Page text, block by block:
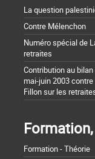
La question
Contre Mélenchon
Numéro spécial de
retraites
Contribution au
mai-juin 2003
Fillon sur les
Formation - Théorie